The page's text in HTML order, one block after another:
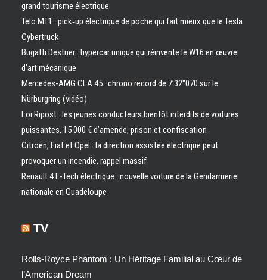
grand tourisme électrique
Telo MT1 : pick‑up électrique de poche qui fait mieux que le Tesla
Cybertruck
Bugatti Destrier : hypercar unique qui réinvente le W16 en œuvre
d’art mécanique
Mercedes-AMG CLA 45 : chrono record de 7’32″070 sur le
Nürburgring (vidéo)
Loi Ripost : les jeunes conducteurs bientôt interdits de voitures
puissantes, 15 000 € d’amende, prison et confiscation
Citroën, Fiat et Opel : la direction assistée électrique peut
provoquer un incendie, rappel massif
Renault 4 E-Tech électrique : nouvelle voiture de la Gendarmerie
nationale en Guadeloupe
TV
Rolls-Royce Phantom : Un Héritage Familial au Cœur de
l’American Dream